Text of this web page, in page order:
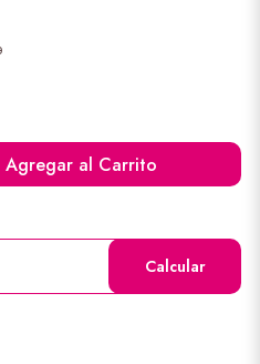
Agregar al Carrito
Calcular